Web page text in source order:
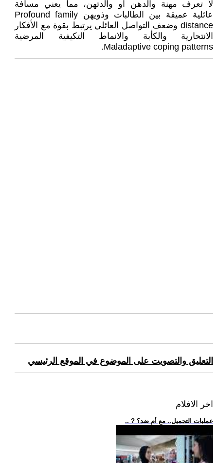
لا تعرف مهنة والدهن او والدتهن، مما يعني مسافة
عائلية عميقة بين الطالبات وذويهن Profound family
distance وضعف التواصل العائلي يرتبط بقوة مع الأفكار
الانتحارية والكأبة والانماط التكيفية المرضية
Maladaptive coping patterns.
التعليق والتصويت على الموضوع في الموقع الرئيسي
اخر الافلام
.. ? عمليات التجميل.. مع أم ضد؟